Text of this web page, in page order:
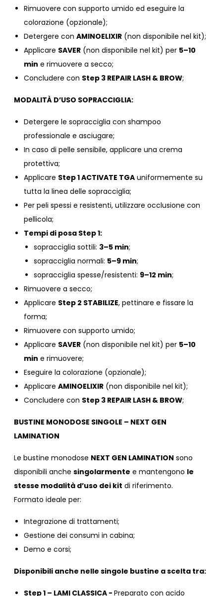
Rimuovere con supporto umido ed eseguire la
colorazione (opzionale);
Detergere con AMINOELIXIR (non disponibile nel kit);
Applicare SAVER (non disponibile nel kit) per 5–10
min e rimuovere a secco;
Concludere con Step 3 REPAIR LASH & BROW;
MODALITÀ D’USO SOPRACCIGLIA:
Detergere le sopracciglia con shampoo
professionale e asciugare;
In caso di pelle sensibile, applicare una crema
protettiva;
Applicare Step 1 ACTIVATE TGA uniformemente su
tutta la linea delle sopracciglia;
Per peli spessi e resistenti, utilizzare occlusione con
pellicola;
Tempi di posa Step 1:
sopracciglia sottili: 3–5 min;
sopracciglia normali: 5–9 min;
sopracciglia spesse/resistenti: 9–12 min;
Rimuovere a secco;
Applicare Step 2 STABILIZE, pettinare e fissare la
forma;
Rimuovere con supporto umido;
Applicare SAVER (non disponibile nel kit) per 5–10
min e rimuovere;
Eseguire la colorazione (opzionale);
Applicare AMINOELIXIR (non disponibile nel kit);
Concludere con Step 3 REPAIR LASH & BROW;
BUSTINE MONODOSE SINGOLE – NEXT GEN
LAMINATION
Le bustine monodose NEXT GEN LAMINATION sono
disponibili anche singolarmente e mantengono le
stesse modalità d’uso dei kit di riferimento.
Formato ideale per:
Integrazione di trattamenti;
Gestione dei consumi in cabina;
Demo e corsi;
Disponibili anche nelle singole bustine a scelta tra:
Step 1 – LAMI CLASSICA - Preparato con acido